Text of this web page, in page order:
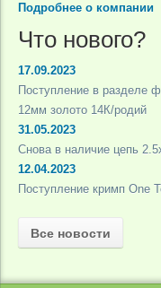
Подробнее о компании
Что нового?
17.09.2023
Поступление в разделе
12мм золото 14К/родий
31.05.2023
Снова в наличие цепь
12.04.2023
Поступление кримп One
Все новости